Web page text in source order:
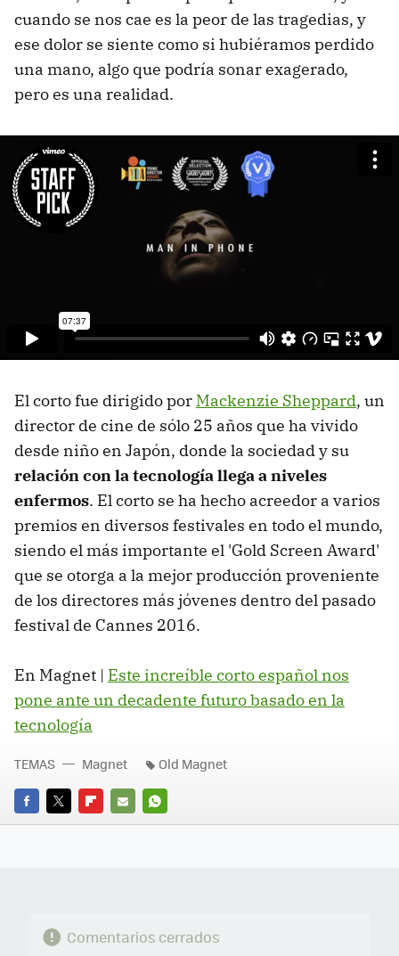
cuando se nos cae es la peor de las tragedias, y
ese dolor se siente como si hubiéramos perdido
una mano, algo que podría sonar exagerado,
pero es una realidad.
El corto fue dirigido por Mackenzie Sheppard, un
director de cine de sólo 25 años que ha vivido
desde niño en Japón, donde la sociedad y su
relación con la tecnología llega a niveles
enfermos. El corto se ha hecho acreedor a varios
premios en diversos festivales en todo el mundo,
siendo el más importante el 'Gold Screen Award'
que se otorga a la mejor producción proveniente
de los directores más jóvenes dentro del pasado
festival de Cannes 2016.
En Magnet | Este increíble corto español nos
pone ante un decadente futuro basado en la
tecnología
FACEBOOK
TWITTERFLIPBOARD
E-
WHATSAPP
TEMAS Magnet Old Magnet
Comentarios cerrados